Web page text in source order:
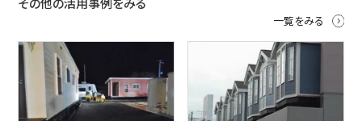
その他の活用事例をみる
一覧をみる